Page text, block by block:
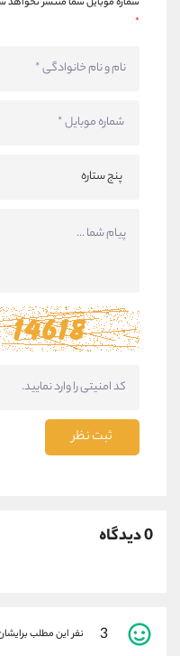
*
ثبت نظر
0 دیدگاه
3 نفر این مطلب